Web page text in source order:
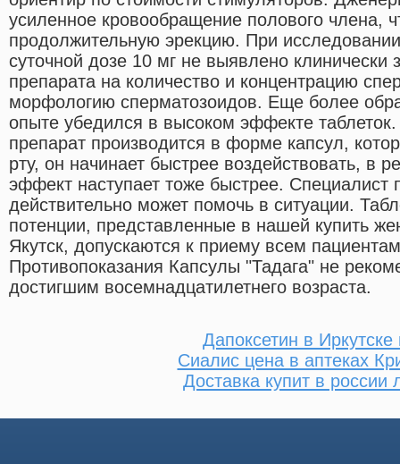
усиленное кровообращение полового члена,
продолжительную эрекцию. При
суточной дозе 10 мг не выявлено клинически
препарата на количество и концентрацию
морфологию сперматозоидов. Еще более
опыте убедился в высоком эффекте
препарат производится в форме капсул,
рту, он начинает быстрее воздействовать, в
эффект наступает тоже быстрее. Специалист
действительно может помочь в ситуации.
потенции, представленные в нашей купить
Якутск, допускаются к приему всем
Противопоказания Капсулы "Тадага" не
достигшим восемнадцатилетнего возраста.
Дапоксетин в
Сиалис цена в аптеках
Доставка купит в россии